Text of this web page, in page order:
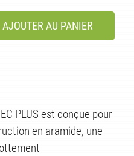
AJOUTER AU PANIER
PLUS est conçue pour
en aramide, une